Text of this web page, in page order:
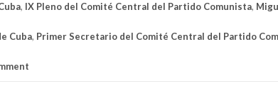
, IX Pleno del Comité Central del Partido Comunista,
Cuba, Primer Secretario del Comité Central del Partido